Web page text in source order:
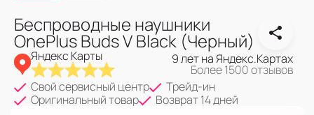
Беспроводные наушники
OnePlus Buds V Black (Черный)
Яндекс Карты 9 лет на Яндекс.Картах
Более 1500 отзывов
Свой сервисный центр
Трейд-ин
Оригинальный товар
Возврат 14 дней